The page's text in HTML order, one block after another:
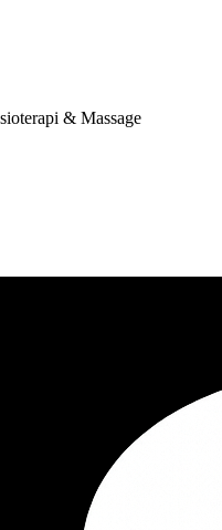
& Massage